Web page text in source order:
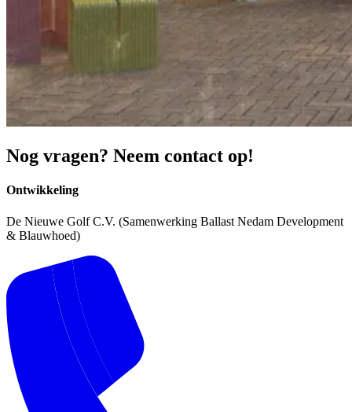
Nog vragen? Neem contact op!
Ontwikkeling
De Nieuwe Golf C.V. (Samenwerking Ballast Nedam Development
& Blauwhoed)